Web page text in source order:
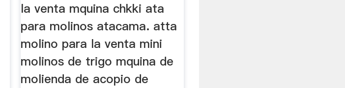
la venta mquina chkki ata
para molinos atacama. atta
molino para la venta mini
molinos de trigo mquina de
molienda de acopio de